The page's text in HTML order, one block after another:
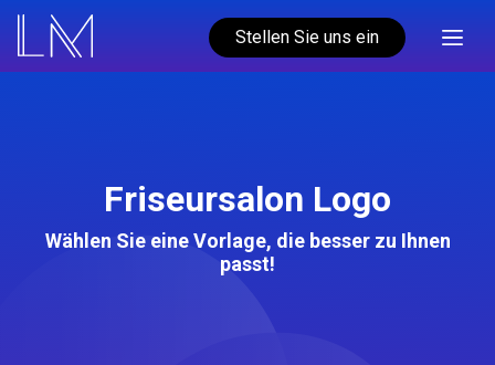
Stellen Sie uns ein
Friseursalon Logo
Wählen Sie eine Vorlage, die besser zu Ihnen
passt!